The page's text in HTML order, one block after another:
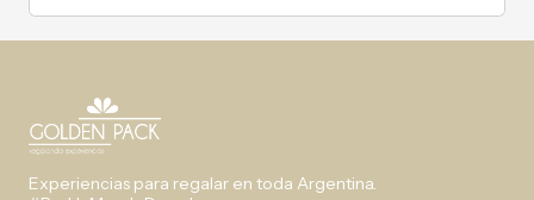
Experiencias para regalar en toda Argentina.